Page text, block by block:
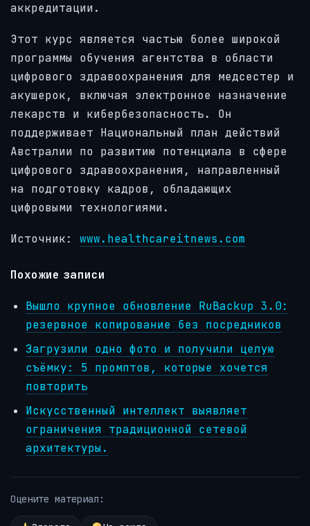
аккредитации.
Этот курс является частью более широкой
программы обучения агентства в области
цифрового здравоохранения для медсестер и
акушерок, включая электронное назначение
лекарств и кибербезопасность. Он
поддерживает Национальный план действий
Австралии по развитию потенциала в сфере
цифрового здравоохранения, направленный
на подготовку кадров, обладающих
цифровыми технологиями.
Источник: www.healthcareitnews.com
Похожие записи
Вышло крупное обновление RuBackup 3.0:
резервное копирование без посредников
Загрузили одно фото и получили целую
съёмку: 5 промптов, которые хочется
повторить
Искусственный интеллект выявляет
ограничения традиционной сетевой
архитектуры.
Оцените материал: